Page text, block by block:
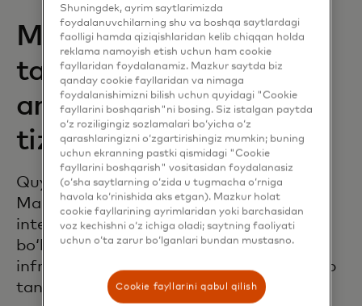
MasterCard
taʼminotchiolarni
aniqlash va tasdiqlash
tizimini erta joriy etdi
Quyida keltirilgan taʼminotchilar
Mastercard tomonidan ilovalar
integratsiyasini tekshirish uchun zarur
boʻlgan koʻnikmalar, jarayonlar,
infratuzilma va tartib-qoidalarga ega deb
tan olingan.
Shuningdek, ayrim saytlarimizda
foydalanuvchilarning shu va boshqa saytlardagi
faolligi hamda qiziqishlaridan kelib chiqqan holda
reklama namoyish etish uchun ham cookie
fayllaridan foydalanamiz. Mazkur saytda biz
qanday cookie fayllaridan va nimaga
foydalanishimizni bilish uchun quyidagi "Cookie
fayllarini boshqarish"ni bosing. Siz istalgan paytda
o‘z roziligingiz sozlamalari bo‘yicha o‘z
qarashlaringizni o‘zgartirishingiz mumkin; buning
uchun ekranning pastki qismidagi "Cookie
fayllarini boshqarish" vositasidan foydalanasiz
(o‘sha saytlarning o‘zida u tugmacha o‘rniga
havola ko‘rinishida aks etgan). Mazkur holat
cookie fayllarining ayrimlaridan yoki barchasidan
voz kechishni o‘z ichiga oladi; saytning faoliyati
uchun o‘ta zarur bo‘lganlari bundan mustasno.
Cookie fayllarini qabul qilish